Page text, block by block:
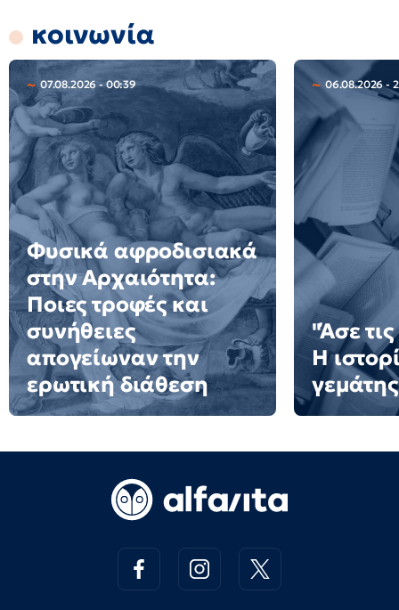
κοινωνία
07.08.2026 - 00:39
Φυσικά αφροδισιακά
στην Αρχαιότητα:
Ποιες τροφές και
συνήθειες
απογείωναν την
ερωτική διάθεση
06.08.2026 -
"Άσε
Η